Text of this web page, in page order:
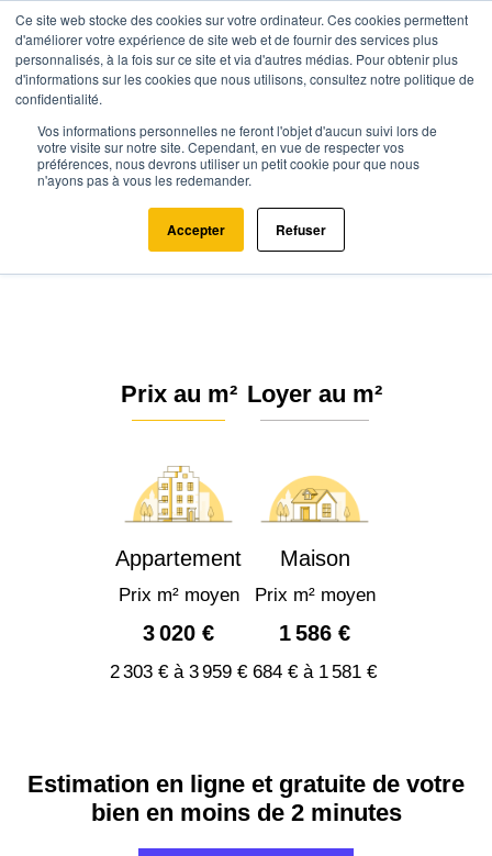
Ce site web stocke des cookies sur votre ordinateur. Ces cookies permettent
d'améliorer votre expérience de site web et de fournir des services plus
personnalisés, à la fois sur ce site et via d'autres médias. Pour obtenir plus
d'informations sur les cookies que nous utilisons, consultez notre politique de
confidentialité.
Vos informations personnelles ne feront l'objet d'aucun suivi lors de
votre visite sur notre site. Cependant, en vue de respecter vos
préférences, nous devrons utiliser un petit cookie pour que nous
n'ayons pas à vous les redemander.
Accepter Refuser
Agence.immo Prix immobilier Normandie Orne
Aubusson (61100)
Estimation immobilière à
Aubusson : Prix m² 2026
Prix au m²
Appartement
Prix m² moyen
3 020 €
2 303 € à 3 959 €
Loyer au m²
Maison
Prix m² moyen
1 586 €
684 € à 1 581 €
Estimation en ligne et gratuite de votre
bien en moins de 2 minutes